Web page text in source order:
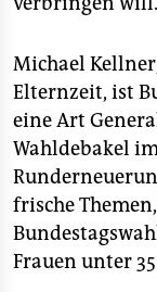
Michael
Elternzeit, ist
eine Art
Wahldebakel
frische
Frauen unter